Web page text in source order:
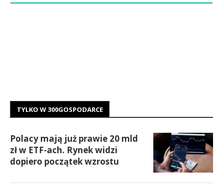
TYLKO W 300GOSPODARCE
Polacy mają już prawie 20 mld
zł w ETF-ach. Rynek widzi
dopiero początek wzrostu